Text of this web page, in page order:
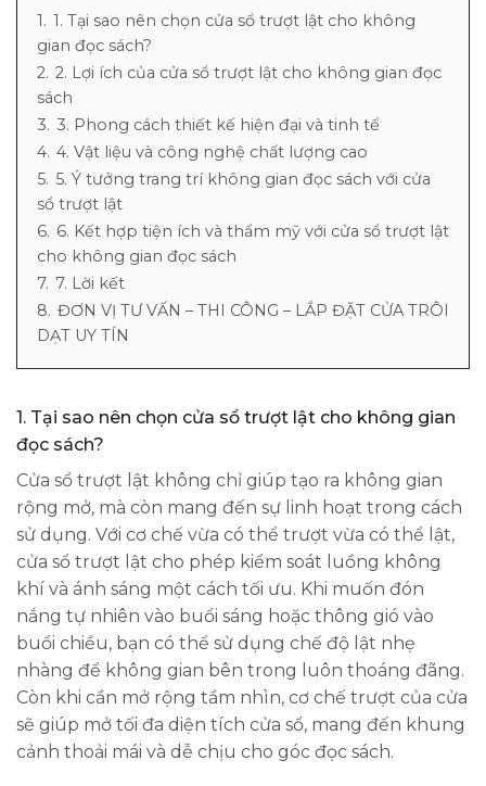
1. 1. Tại sao nên chọn cửa sổ trượt lật cho không
gian đọc sách?
2. 2. Lợi ích của cửa sổ trượt lật cho không gian đọc
sách
3. 3. Phong cách thiết kế hiện đại và tinh tế
4. 4. Vật liệu và công nghệ chất lượng cao
5. 5. Ý tưởng trang trí không gian đọc sách với cửa
sổ trượt lật
6. 6. Kết hợp tiện ích và thẩm mỹ với cửa sổ trượt lật
cho không gian đọc sách
7. 7. Lời kết
8. ĐƠN VỊ TƯ VẤN – THI CÔNG – LẮP ĐẶT CỬA TRÔI
DẠT UY TÍN
1. Tại sao nên chọn cửa sổ trượt lật cho không gian
đọc sách?
Cửa sổ trượt lật không chỉ giúp tạo ra không gian
rộng mở, mà còn mang đến sự linh hoạt trong cách
sử dụng. Với cơ chế vừa có thể trượt vừa có thể lật,
cửa sổ trượt lật cho phép kiểm soát luồng không
khí và ánh sáng một cách tối ưu. Khi muốn đón
nắng tự nhiên vào buổi sáng hoặc thông gió vào
buổi chiều, bạn có thể sử dụng chế độ lật nhẹ
nhàng để không gian bên trong luôn thoáng đãng.
Còn khi cần mở rộng tầm nhìn, cơ chế trượt của cửa
sẽ giúp mở tối đa diện tích cửa sổ, mang đến khung
cảnh thoải mái và dễ chịu cho góc đọc sách.